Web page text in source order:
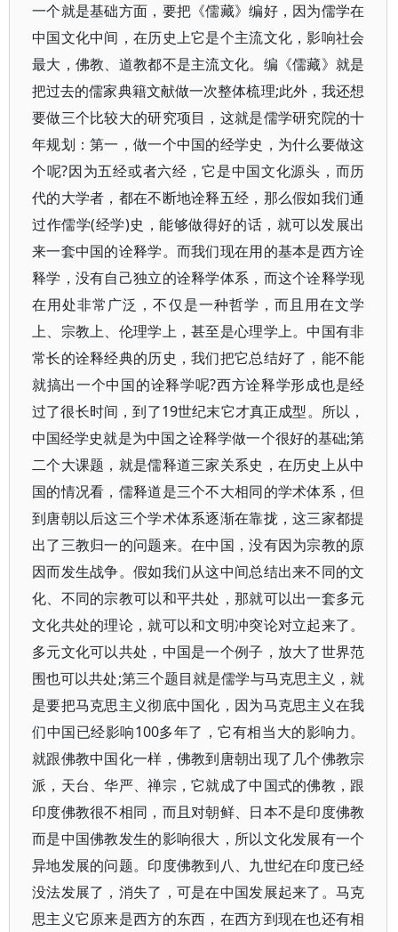
一个就是基础方面，要把《儒藏》编好，因为儒学在
中国文化中间，在历史上它是个主流文化，影响社会
最大，佛教、道教都不是主流文化。编《儒藏》就是
把过去的儒家典籍文献做一次整体梳理;此外，我还想
要做三个比较大的研究项目，这就是儒学研究院的十
年规划：第一，做一个中国的经学史，为什么要做这
个呢?因为五经或者六经，它是中国文化源头，而历
代的大学者，都在不断地诠释五经，那么假如我们通
过作儒学(经学)史，能够做得好的话，就可以发展出
来一套中国的诠释学。而我们现在用的基本是西方诠
释学，没有自己独立的诠释学体系，而这个诠释学现
在用处非常广泛，不仅是一种哲学，而且用在文学
上、宗教上、伦理学上，甚至是心理学上。中国有非
常长的诠释经典的历史，我们把它总结好了，能不能
就搞出一个中国的诠释学呢?西方诠释学形成也是经
过了很长时间，到了19世纪末它才真正成型。所以，
中国经学史就是为中国之诠释学做一个很好的基础;第
二个大课题，就是儒释道三家关系史，在历史上从中
国的情况看，儒释道是三个不大相同的学术体系，但
到唐朝以后这三个学术体系逐渐在靠拢，这三家都提
出了三教归一的问题来。在中国，没有因为宗教的原
因而发生战争。假如我们从这中间总结出来不同的文
化、不同的宗教可以和平共处，那就可以出一套多元
文化共处的理论，就可以和文明冲突论对立起来了。
多元文化可以共处，中国是一个例子，放大了世界范
围也可以共处;第三个题目就是儒学与马克思主义，就
是要把马克思主义彻底中国化，因为马克思主义在我
们中国已经影响100多年了，它有相当大的影响力。
就跟佛教中国化一样，佛教到唐朝出现了几个佛教宗
派，天台、华严、禅宗，它就成了中国式的佛教，跟
印度佛教很不相同，而且对朝鲜、日本不是印度佛教
而是中国佛教发生的影响很大，所以文化发展有一个
异地发展的问题。印度佛教到八、九世纪在印度已经
没法发展了，消失了，可是在中国发展起来了。马克
思主义它原来是西方的东西，在西方到现在也还有相